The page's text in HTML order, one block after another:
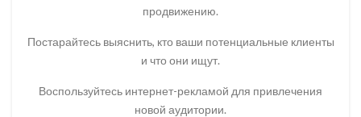
продвижению.
Постарайтесь выяснить, кто ваши потенциальные клиенты
и что они ищут.
Воспользуйтесь интернет-рекламой для привлечения
новой аудитории.